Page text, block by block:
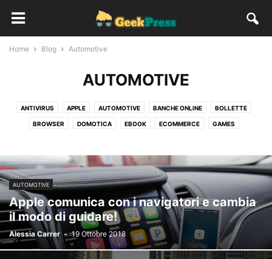
Home Blog Automotive
AUTOMOTIVE
ANTIVIRUS APPLE AUTOMOTIVE BANCHE ONLINE BOLLETTE
BROWSER DOMOTICA EBOOK ECOMMERCE GAMES
REALTÀ AUMENTATA SAMSUNG SOCIAL SOFTWARE WEARABLE
XBOX
AUTOMOTIVE
Apple comunica con i navigatori e cambia
il modo di guidare!
Alessia Carrer - 19 Ottobre 2018